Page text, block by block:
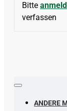
Bitte
verfassen
ANDERE